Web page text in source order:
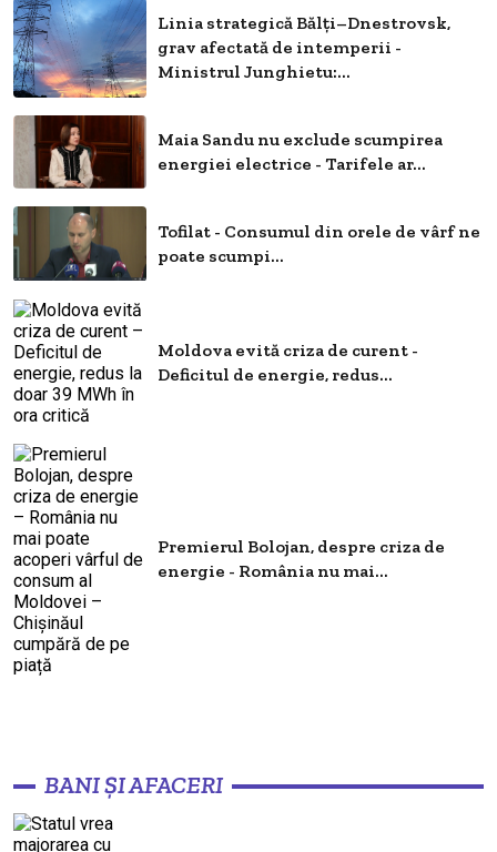
Linia strategică Bălți–Dnestrovsk,
grav afectată de intemperii -
Ministrul Junghietu:...
Maia Sandu nu exclude scumpirea
energiei electrice - Tarifele ar...
Tofilat - Consumul din orele de vârf ne
poate scumpi...
Moldova evită criza de curent -
Deficitul de energie, redus...
Premierul Bolojan, despre criza de
energie - România nu mai...
BANI ȘI AFACERI